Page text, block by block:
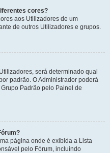
cores?
aos Utilizadores de um
de outros Utilizadores e grupos.
será determinado qual
padrão. O Administrador poderá
Padrão pelo Painel de
página onde é exibida a Lista
pelo Fórum, incluindo